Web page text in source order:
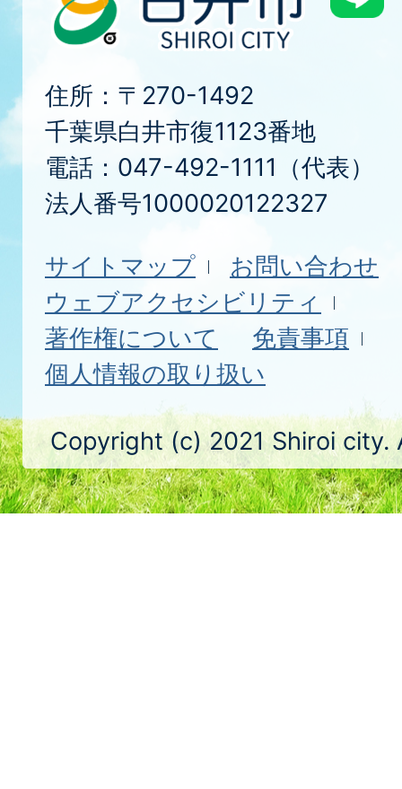
住所：〒270-1492
千葉県白井市復1123番地
電話：047-492-1111（代表）
法人番号1000020122327
サイトマップ
お問い合わせ
ウェブアクセシビリティ
著作権について
免責事項
個人情報の取り扱い
Copyright (c) 2021 Shiroi city.